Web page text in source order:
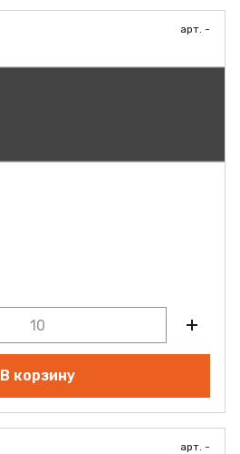
арт. -
В корзину
арт. -